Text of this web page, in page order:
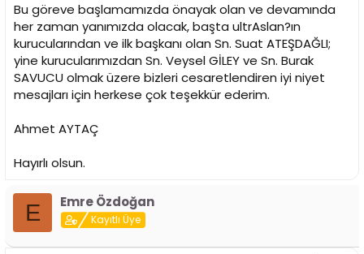
Bu göreve başlamamızda önayak olan ve devamında
her zaman yanımızda olacak, başta ultrAslan?ın
kurucularından ve ilk başkanı olan Sn. Suat ATEŞDAĞLI;
yine kurucularımızdan Sn. Veysel GİLEY ve Sn. Burak
SAVUCU olmak üzere bizleri cesaretlendiren iyi niyet
mesajları için herkese çok teşekkür ederim.
Ahmet AYTAÇ
Hayırlı olsun.
E Emre Özdoğan
Kayıtlı Üye